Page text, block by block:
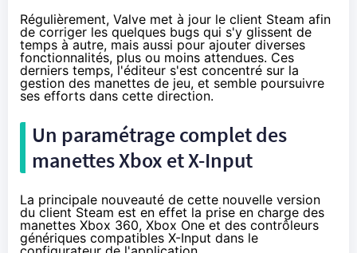
Régulièrement, Valve met à jour le client Steam afin
de corriger les quelques bugs qui s'y glissent de
temps à autre, mais aussi pour ajouter diverses
fonctionnalités, plus ou moins attendues. Ces
derniers temps, l'éditeur s'est concentré sur la
gestion des manettes de jeu, et semble poursuivre
ses efforts dans cette direction.
Un paramétrage complet des
manettes Xbox et X-Input
La principale nouveauté de cette nouvelle version
du client Steam est en effet la prise en charge des
manettes Xbox 360, Xbox Oneet des contrôleurs
génériques compatibles X-Input dans le